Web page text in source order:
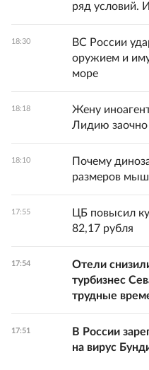
ряд условий.
18:30
ВС России
оружием и
море
18:18
Жену
Лидию заочно
18:10
Почему
размеров
17:55
ЦБ повысил
82,17 рубля
17:54
Отели
турбизнес
трудные
17:51
В России
на вирус